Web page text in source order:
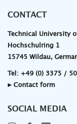
CONTACT
Technical University
Hochschulring 1
15745 Wildau,
Tel: +49 (0) 3375 /
▸ Contact form
SOCIAL MEDIA